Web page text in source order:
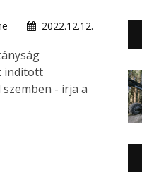
2022.12.12.
indított
- írja a